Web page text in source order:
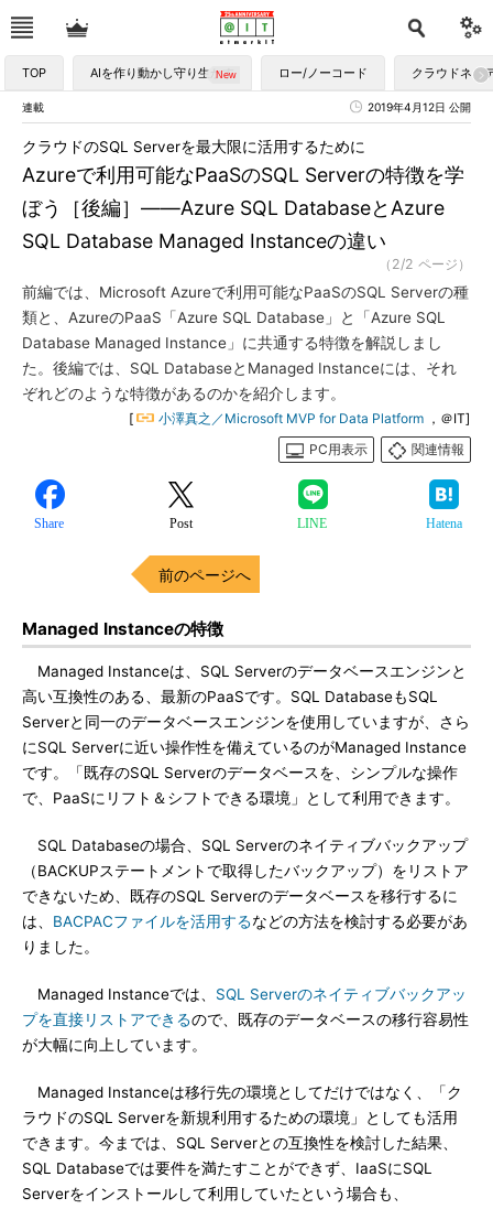
TOP AIを作り動かし守り生かす ロー/ノーコード クラウドネイ
連載 2019年4月12日 公開
Azureで利用可能なPaaSのSQL Serverの特徴を学
ぼう［後編］――Azure SQL DatabaseとAzure
SQL Database Managed Instanceの違い
クラウドのSQL Serverを最大限に活用するために
（2/2 ページ）
前編では、Microsoft Azureで利用可能なPaaSのSQL Serverの種
類と、AzureのPaaS「Azure SQL Database」と「Azure SQL
Database Managed Instance」に共通する特徴を解説しまし
た。後編では、SQL DatabaseとManaged Instanceには、それ
ぞれどのような特徴があるのかを紹介します。
[ 小澤真之／Microsoft MVP for Data Platform ，＠IT]
PC用表示
関連情報
Share Post LINE Hatena
前のページへ
Managed Instanceの特徴
Managed Instanceは、SQL Serverのデータベースエンジンと
高い互換性のある、最新のPaaSです。SQL DatabaseもSQL
Serverと同一のデータベースエンジンを使用していますが、さら
にSQL Serverに近い操作性を備えているのがManaged Instance
です。「既存のSQL Serverのデータベースを、シンプルな操作
で、PaaSにリフト＆シフトできる環境」として利用できます。
SQL Databaseの場合、SQL Serverのネイティブバックアップ
（BACKUPステートメントで取得したバックアップ）をリストア
できないため、既存のSQL Serverのデータベースを移行するに
は、 BACPACファイルを活用するなどの方法を検討する必要があ
りました。
Managed Instanceでは、 SQL Serverのネイティブバックアッ
プを直接リストアできるので、既存のデータベースの移行容易性
が大幅に向上しています。
Managed Instanceは移行先の環境としてだけではなく、「ク
ラウドのSQL Serverを新規利用するための環境」としても活用
できます。今までは、SQL Serverとの互換性を検討した結果、
SQL Databaseでは要件を満たすことができず、IaaSにSQL
Serverをインストールして利用していたという場合も、